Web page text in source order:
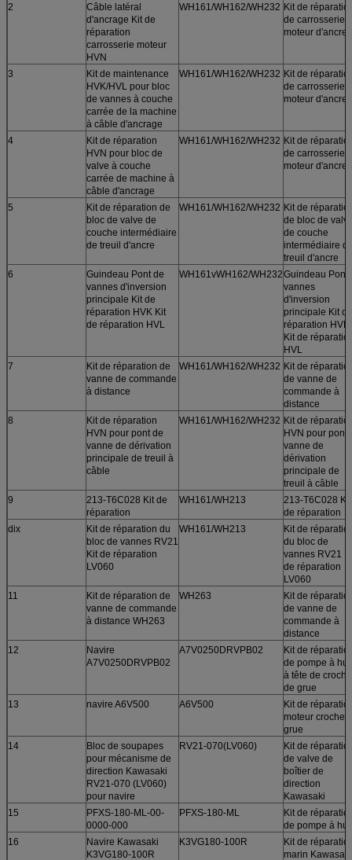
2
Câble latéral
d'ancrage Kit de
réparation
carrosserie moteur
HVN
WH161/WH162/WH232 Kit de
de carrosserie
moteur d'ancre
3
Kit de maintenance
HVK/HVL pour bloc
de vannes à couche
carrée de la machine
à câble d'ancrage
WH161/WH162/WH232 Kit de
de carrosserie
moteur d'ancre
4
Kit de réparation
HVN pour bloc de
valve à couche
carrée de machine à
câble d'ancrage
WH161/WH162/WH232 Kit de
de carrosserie
moteur d'ancre
5
Kit de réparation de
bloc de valve de
couche intermédiaire
de treuil d'ancre
WH161/WH162/WH232 Kit de
de bloc de
de couche
intermédiaire
treuil d'ancre
6
Guindeau Pont de
vannes d'inversion
principale Kit de
réparation HVK Kit
de réparation HVL
WH161vWH162/WH232Guindeau Pont
vannes
d'inversion
principale Kit de
réparation HVK
Kit de
HVL
7
Kit de réparation de
vanne de commande
à distance
WH161/WH162/WH232 Kit de
de vanne de
commande à
distance
8
Kit de réparation
HVN pour pont de
vanne de dérivation
principale de treuil à
câble
WH161/WH162/WH232 Kit de
HVN pour pont
vanne de
dérivation
principale de
treuil à câble
9
213-T6C028 Kit de
réparation
WH161/WH213
213-T6C028 Kit
de réparation
dix
Kit de réparation du
bloc de vannes RV21
Kit de réparation
LV060
WH161/WH213
Kit de
du bloc de
vannes RV21
de réparation
LV060
11
Kit de réparation de
vanne de commande
à distance WH263
WH263
Kit de
de vanne de
commande à
distance
12
Navire
A7V0250DRVPB02
A7V0250DRVPB02
Kit de
de pompe à
à tête de
de grue
13
navire A6V500 A6V500
Kit de
moteur crochet
grue
14
Bloc de soupapes
pour mécanisme de
direction Kawasaki
RV21-070 (LV060)
pour navire
RV21-070(LV060)
Kit de
de valve de
boîtier de
direction
Kawasaki
15
PFXS-180-ML-00-
0000-000
PFXS-180-ML
Kit de
de pompe à
16
Navire Kawasaki
K3VG180-100R
K3VG180-100R
Kit de
marin Kawasaki